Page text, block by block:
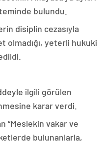
bulundu.
disiplin cezasıyla
olmadığı, yeterli hukuki
ilgili görülen
karar verdi.
“Meslekin vakar ve
bulunanlarla,